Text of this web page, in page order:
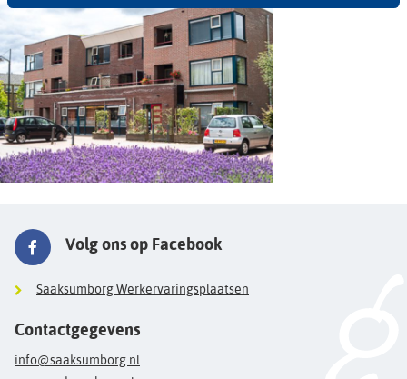
Volg ons op Facebook
Saaksumborg Werkervaringsplaatsen
Contactgegevens
info@saaksumborg.nl